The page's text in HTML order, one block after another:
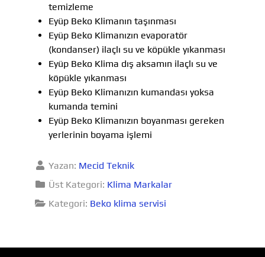
temizleme
Eyüp Beko Klimanın taşınması
Eyüp Beko Klimanızın evaporatör
(kondanser) ilaçlı su ve köpükle yıkanması
Eyüp Beko Klima dış aksamın ilaçlı su ve
köpükle yıkanması
Eyüp Beko Klimanızın kumandası yoksa
kumanda temini
Eyüp Beko Klimanızın boyanması gereken
yerlerinin boyama işlemi
Yazan: Mecid Teknik
Üst Kategori: Klima Markalar
Kategori: Beko klima servisi